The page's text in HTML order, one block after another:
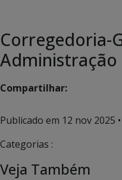
Corregedoria-
Compartilhar:
Publicado em 12 nov 2025
Categorias :
Veja Também